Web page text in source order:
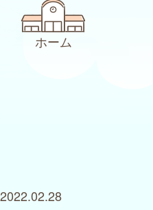
ホーム
2022.02.28